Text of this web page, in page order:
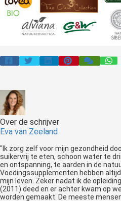
Over de schrijver
Eva van Zeeland
"Ik zorg zelf voor mijn gezondheid
suikervrij te eten, schoon water te
en ontspanning, te aarden in de
Voedingssupplementen hebben
mijn leven. Zeker nadat ik de
(2011) deed en er achter kwam op
worden gemaakt. De meeste